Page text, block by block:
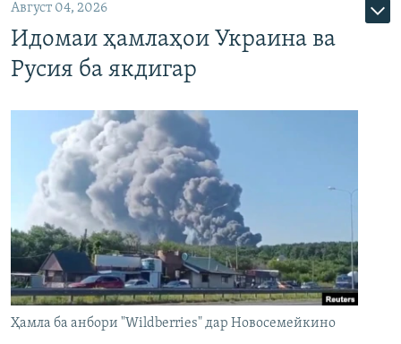
Август 04, 2026
Идомаи ҳамлаҳои Украина ва
Русия ба якдигар
Ҳамла ба анбори "Wildberries" дар Новосемейкино